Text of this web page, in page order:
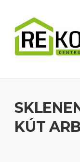
KÚT